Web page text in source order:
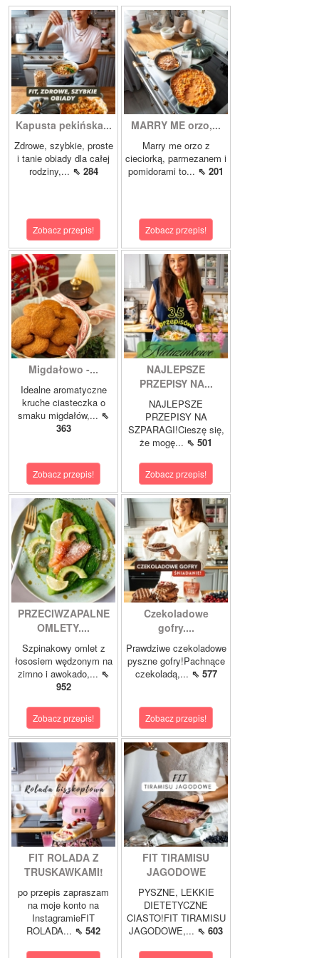
Kapusta pekińska...
Zdrowe, szybkie, proste
i tanie obiady dla całej
rodziny,... ⇖ 284
Zobacz przepis!
MARRY ME orzo,...
Marry me orzo z
cieciorką, parmezanem i
pomidorami to... ⇖ 201
Zobacz przepis!
Migdałowo -...
Idealne aromatyczne
kruche ciasteczka o
smaku migdałów,... ⇖
363
Zobacz przepis!
NAJLEPSZE
PRZEPISY NA...
NAJLEPSZE
PRZEPISY NA
SZPARAGI!Cieszę się,
że mogę... ⇖ 501
Zobacz przepis!
PRZECIWZAPALNE
OMLETY....
Szpinakowy omlet z
łososiem wędzonym na
zimno i awokado,... ⇖
952
Zobacz przepis!
Czekoladowe
gofry....
Prawdziwe czekoladowe
pyszne gofry!Pachnące
czekoladą,... ⇖ 577
Zobacz przepis!
FIT ROLADA Z
TRUSKAWKAMI!
po przepis zapraszam
na moje konto na
InstagramieFIT
ROLADA... ⇖ 542
FIT TIRAMISU
JAGODOWE
PYSZNE, LEKKIE
DIETETYCZNE
CIASTO!FIT TIRAMISU
JAGODOWE,... ⇖ 603